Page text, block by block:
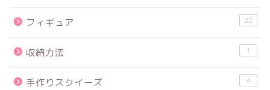
フィギュア 22
収納方法 1
手作りスクイーズ 4